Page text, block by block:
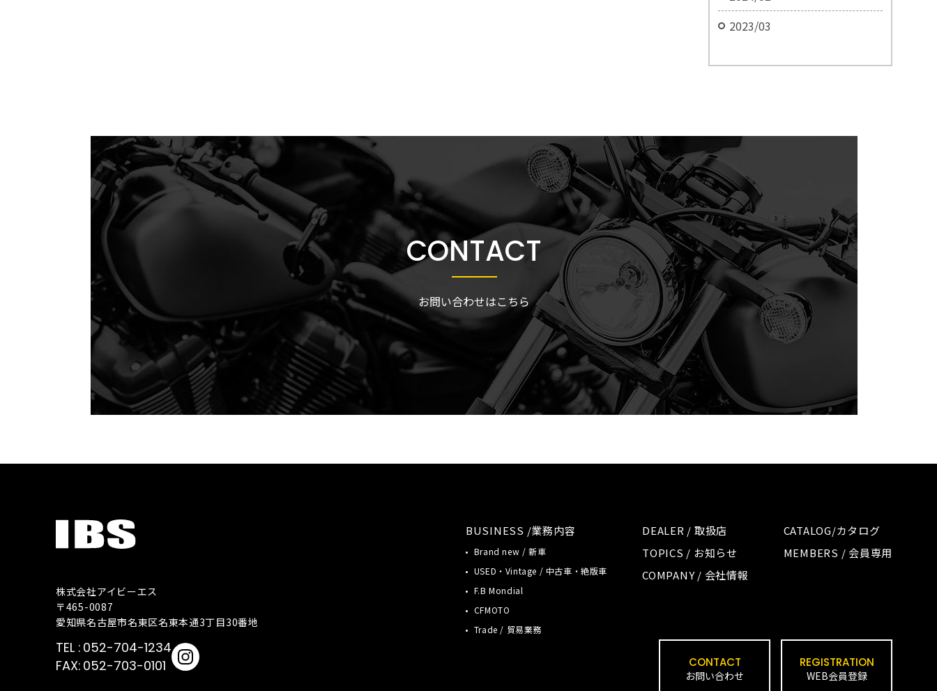
2023/03
CONTACT
お問い合わせはこちら
株式会社アイビーエス
〒465-0087
愛知県名古屋市名東区名東本通3丁目30番地
052-704-1234
052-703-0101
BUSINESS /業務内容
Brand new / 新車
USED・Vintage / 中古車・絶版車
F.B Mondial
CFMOTO
Trade / 貿易業務
DEALER / 取扱店
TOPICS / お知らせ
COMPANY / 会社情報
CATALOG/カタログ
MEMBERS / 会員専用
CONTACT
お問い合わせ
REGISTRATION
WEB会員登録